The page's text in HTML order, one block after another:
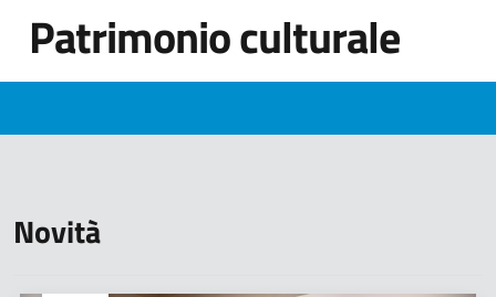
Patrimonio culturale
Novità